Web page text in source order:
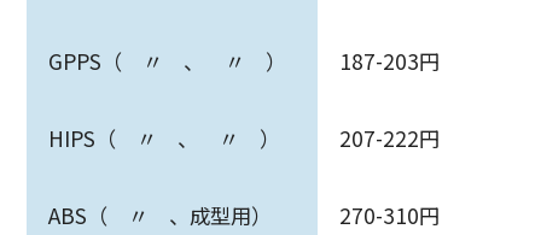
GPPS（ 〃 、 〃 ） 187-203円
HIPS（ 〃 、 〃 ） 207-222円
ABS（ 〃 、成型用） 270-310円